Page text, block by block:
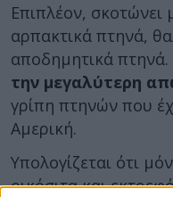
Επιπλέον, σκοτώνει
αρπακτικά πτηνά,
αποδημητικά πτηνά.
την μεγαλύτερη
γρίπη πτηνών που
Αμερική.
Υπολογίζεται ότι
οικόσιτα και